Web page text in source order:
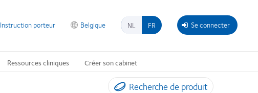
Se connecter
NL FR
Belgique
Instruction porteur
Ressources cliniques Créer son cabinet
Recherche de produit